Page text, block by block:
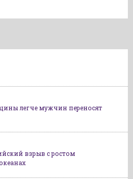
легче мужчин переносят
взрыв с ростом